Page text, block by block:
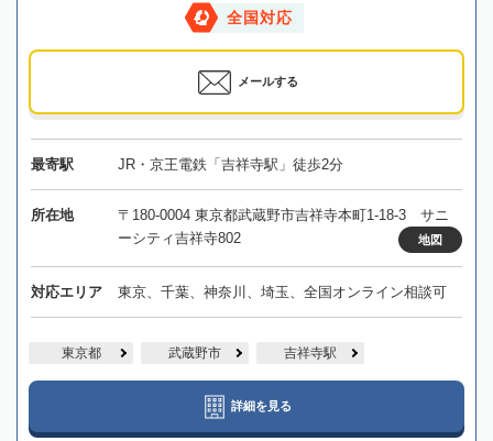
全国対応
メールする
最寄駅 JR・京王電鉄「吉祥寺駅」徒歩2分
所在地
〒180-0004 東京都武蔵野市吉祥寺本町1-18-3 サニ
ーシティ吉祥寺802
地図
対応エリア 東京、千葉、神奈川、埼玉、全国オンライン相談可
東京都 武蔵野市 吉祥寺駅
詳細を見る